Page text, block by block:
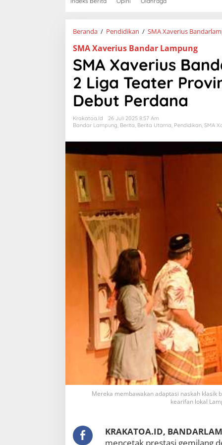
Beranda / Pendidikan / SMA Xaverius
SMA Xaverius Bandar Lampung
SMA Xaverius
2 Liga Teater
Debut Perdana
Krakatoa.id
26 Juli 2025 8:57 Am
Bandar Lampung Berita Berita Utama Pendidikan SMA
Mereka membawakan adaptasi naskah klasik
kearifan lokal
KRAKATOA.ID,
mencetak prestasi gemilang